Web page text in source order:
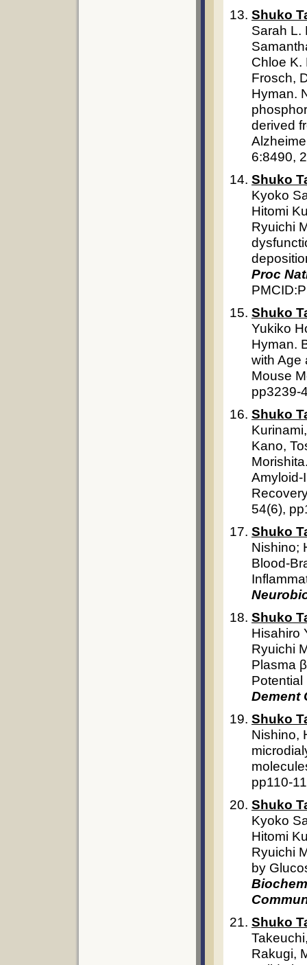
Shuko
Sarah L.
Chloe K.
Frosch,
Hyman.
derived
6:8490,
Shuko
Kyoko
Hitomi
Ryuichi
Proc
Shuko
Yukiko
Hyman.
with Age
Mouse
pp3239-
Shuko
Kano,
Amyloid-
54(6),
Shuko
Nishino;
Blood-
Shuko
Hisahiro
Ryuichi
Plasma
Potential
Dement
Shuko
Nishino,
pp110-
Shuko
Kyoko
Hitomi
Ryuichi
by
Shuko
Rakugi,